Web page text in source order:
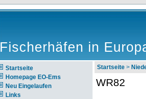
Fischerhäfen in
Startseite
Homepage EO-Ems
Neu Eingelaufen
Links
Startseite >
WR82